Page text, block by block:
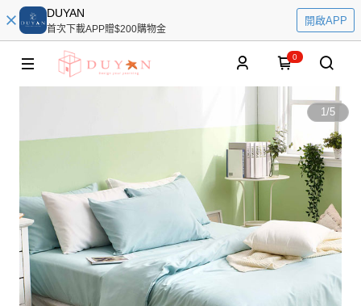
DUYAN
首次下載APP贈$200購物金
開啟APP
0
1/5